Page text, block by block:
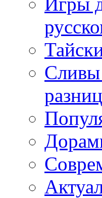
Сливы